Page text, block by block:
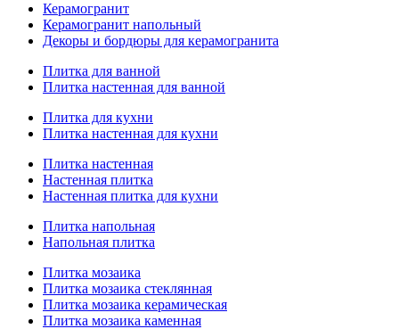
Керамогранит
Керамогранит напольный
Декоры и бордюры для керамогранита
Плитка для ванной
Плитка настенная для ванной
Плитка для кухни
Плитка настенная для кухни
Плитка настенная
Настенная плитка
Настенная плитка для кухни
Плитка напольная
Напольная плитка
Плитка мозаика
Плитка мозаика стеклянная
Плитка мозаика керамическая
Плитка мозаика каменная